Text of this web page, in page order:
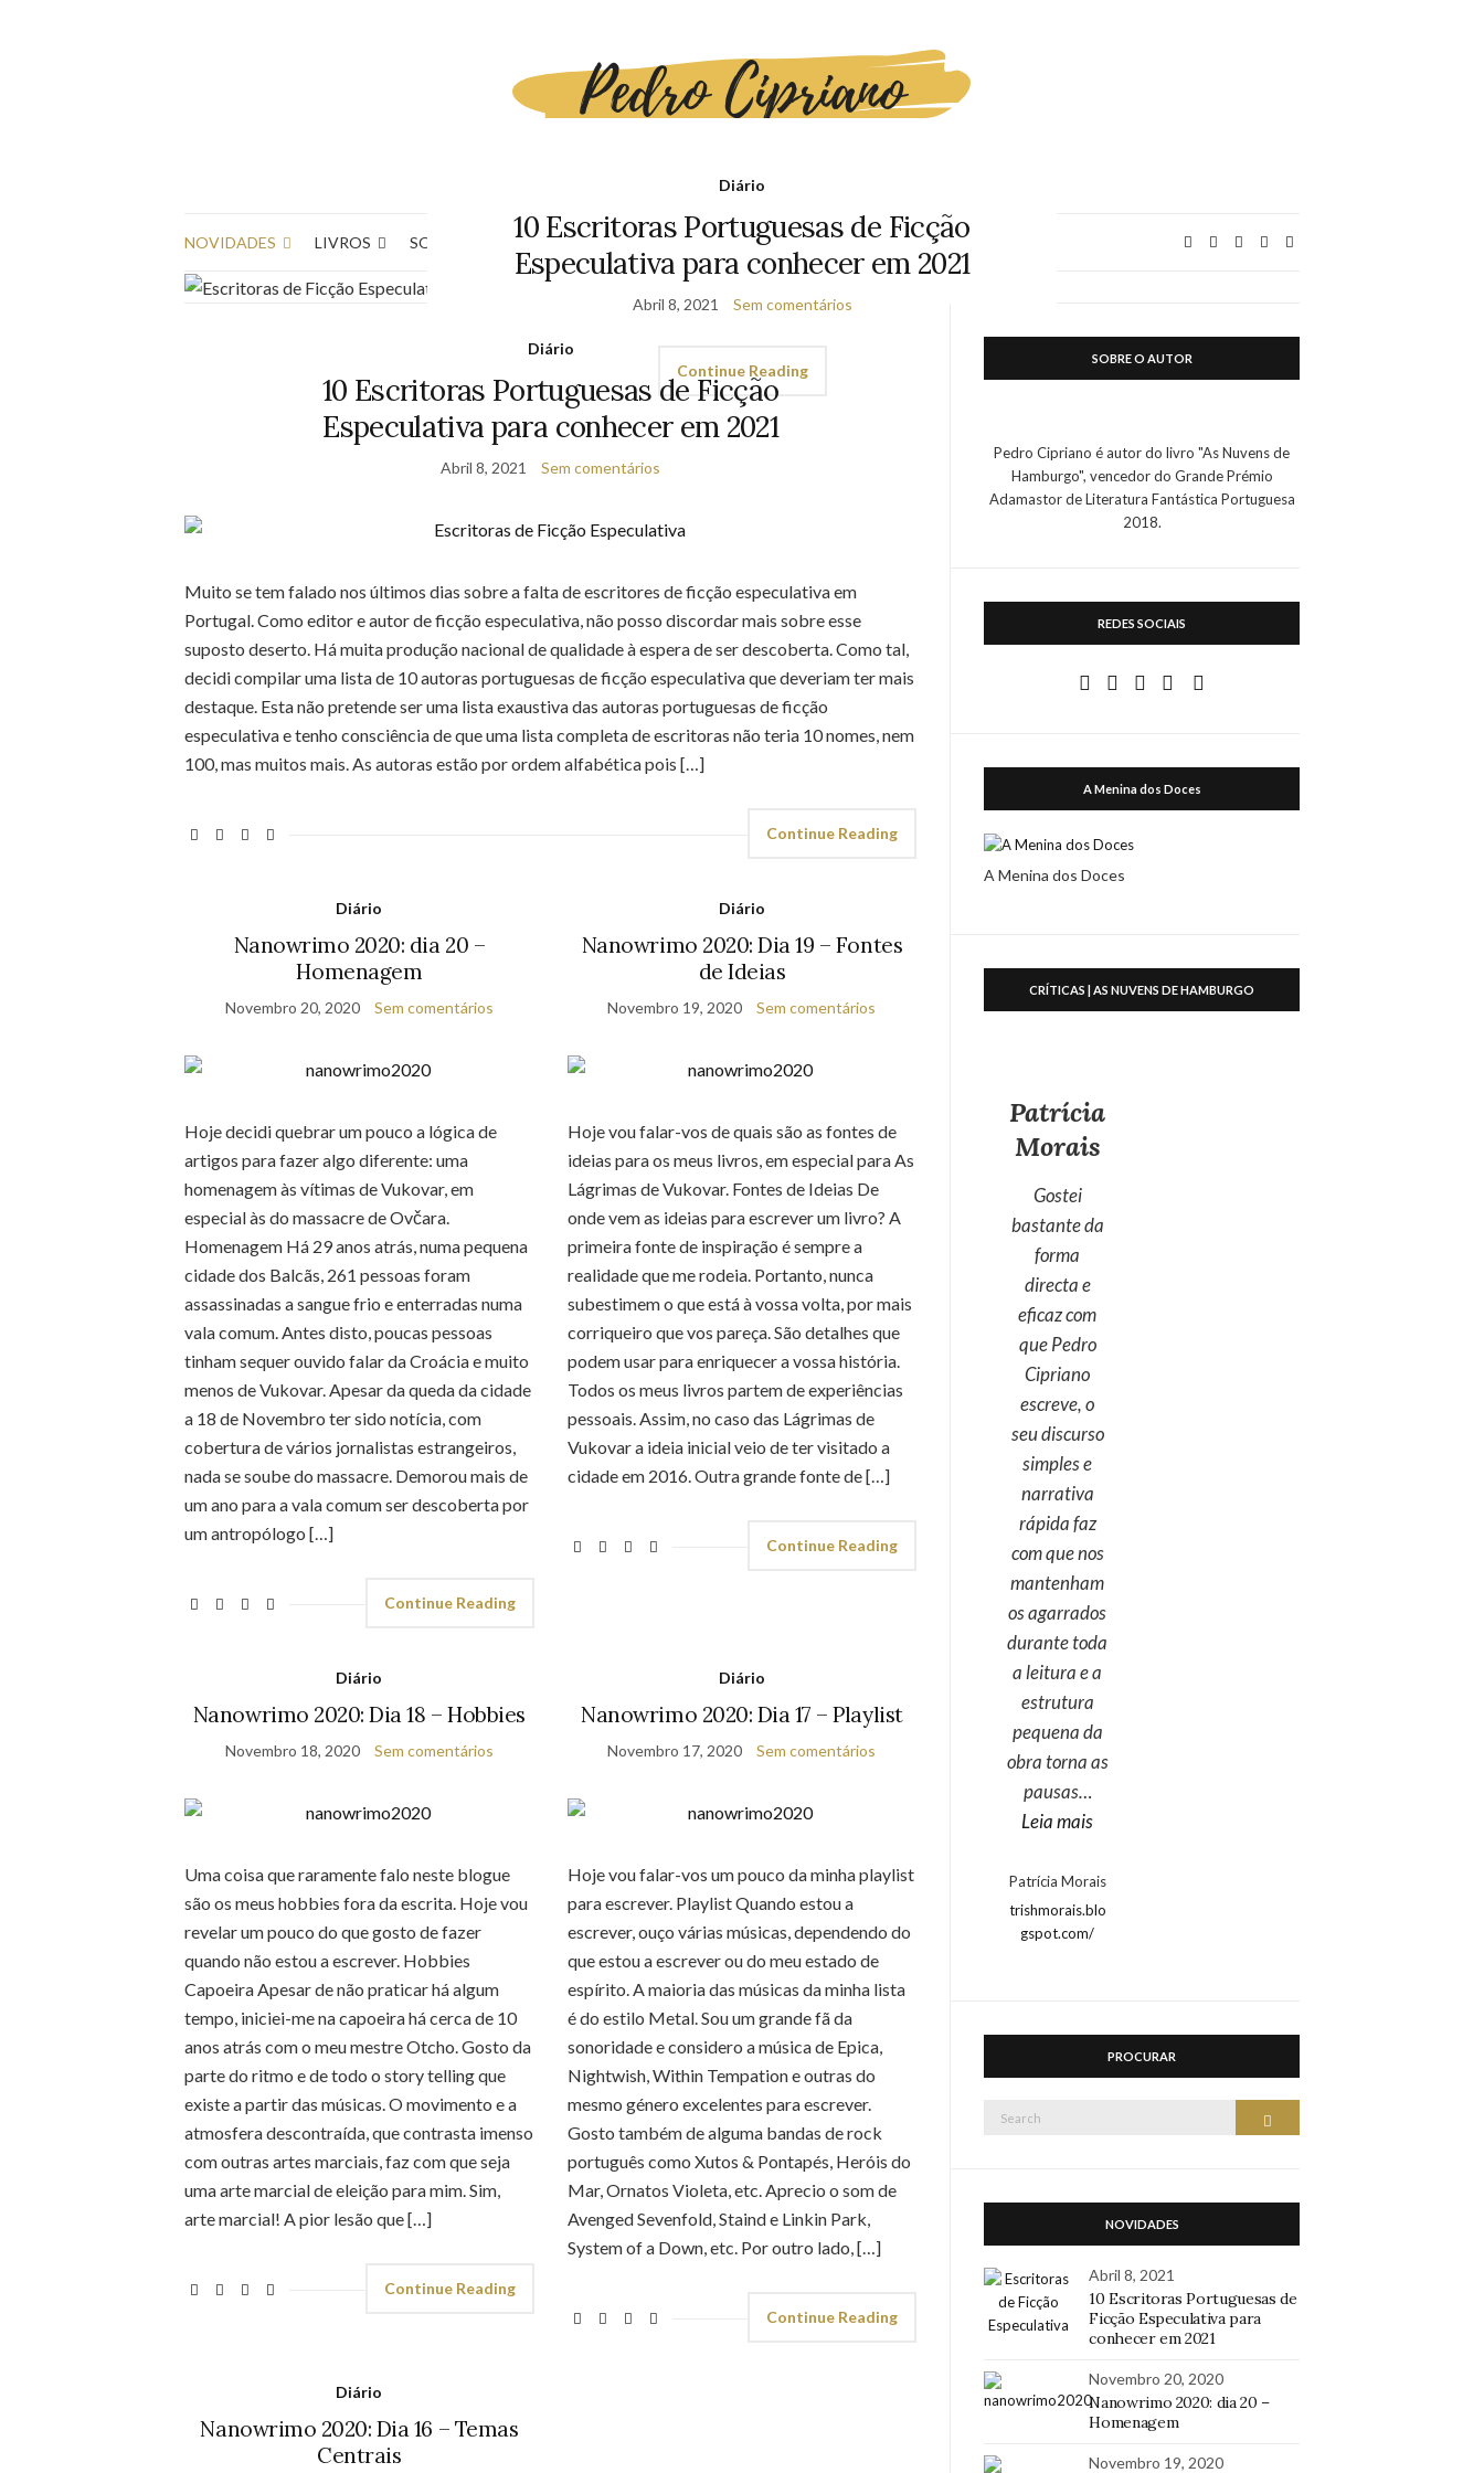
NOVIDADES LIVROS SOBRE O AUTOR CONTACTOS
Diário
10 Escritoras Portuguesas de Ficção
Especulativa para conhecer em 2021
Abril 8, 2021 Sem comentários
Continue Reading
Diário
10 Escritoras Portuguesas de Ficção
Especulativa para conhecer em 2021
Abril 8, 2021 Sem comentários
Muito se tem falado nos últimos dias sobre a falta de escritores de ficção especulativa em
Portugal. Como editor e autor de ficção especulativa, não posso discordar mais sobre esse
suposto deserto. Há muita produção nacional de qualidade à espera de ser descoberta. Como tal,
decidi compilar uma lista de 10 autoras portuguesas de ficção especulativa que deveriam ter mais
destaque. Esta não pretende ser uma lista exaustiva das autoras portuguesas de ficção
especulativa e tenho consciência de que uma lista completa de escritoras não teria 10 nomes, nem
100, mas muitos mais. As autoras estão por ordem alfabética pois […]
Continue Reading
Diário
Nanowrimo 2020: dia 20 –
Homenagem
Novembro 20, 2020 Sem comentários
Hoje decidi quebrar um pouco a lógica de
artigos para fazer algo diferente: uma
homenagem às vítimas de Vukovar, em
especial às do massacre de Ovčara.
Homenagem Há 29 anos atrás, numa pequena
cidade dos Balcãs, 261 pessoas foram
assassinadas a sangue frio e enterradas numa
vala comum. Antes disto, poucas pessoas
tinham sequer ouvido falar da Croácia e muito
menos de Vukovar. Apesar da queda da cidade
a 18 de Novembro ter sido notícia, com
cobertura de vários jornalistas estrangeiros,
nada se soube do massacre. Demorou mais de
um ano para a vala comum ser descoberta por
um antropólogo […]
Continue Reading
Diário
Nanowrimo 2020: Dia 19 – Fontes
de Ideias
Novembro 19, 2020 Sem comentários
Hoje vou falar-vos de quais são as fontes de
ideias para os meus livros, em especial para As
Lágrimas de Vukovar. Fontes de Ideias De
onde vem as ideias para escrever um livro? A
primeira fonte de inspiração é sempre a
realidade que me rodeia. Portanto, nunca
subestimem o que está à vossa volta, por mais
corriqueiro que vos pareça. São detalhes que
podem usar para enriquecer a vossa história.
Todos os meus livros partem de experiências
pessoais. Assim, no caso das Lágrimas de
Vukovar a ideia inicial veio de ter visitado a
cidade em 2016. Outra grande fonte de […]
Continue Reading
Diário
Nanowrimo 2020: Dia 18 – Hobbies
Novembro 18, 2020 Sem comentários
Uma coisa que raramente falo neste blogue
são os meus hobbies fora da escrita. Hoje vou
revelar um pouco do que gosto de fazer
quando não estou a escrever. Hobbies
Capoeira Apesar de não praticar há algum
tempo, iniciei-me na capoeira há cerca de 10
anos atrás com o meu mestre Otcho. Gosto da
parte do ritmo e de todo o story telling que
existe a partir das músicas. O movimento e a
atmosfera descontraída, que contrasta imenso
com outras artes marciais, faz com que seja
uma arte marcial de eleição para mim. Sim,
arte marcial! A pior lesão que […]
Continue Reading
Diário
Nanowrimo 2020: Dia 17 – Playlist
Novembro 17, 2020 Sem comentários
Hoje vou falar-vos um pouco da minha playlist
para escrever. Playlist Quando estou a
escrever, ouço várias músicas, dependendo do
que estou a escrever ou do meu estado de
espírito. A maioria das músicas da minha lista
é do estilo Metal. Sou um grande fã da
sonoridade e considero a música de Epica,
Nightwish, Within Tempation e outras do
mesmo género excelentes para escrever.
Gosto também de alguma bandas de rock
português como Xutos & Pontapés, Heróis do
Mar, Ornatos Violeta, etc. Aprecio o som de
Avenged Sevenfold, Staind e Linkin Park,
System of a Down, etc. Por outro lado, […]
Continue Reading
Diário
Nanowrimo 2020: Dia 16 – Temas
Centrais
SOBRE O AUTOR
Pedro Cipriano é autor do livro "As Nuvens de
Hamburgo", vencedor do Grande Prémio
Adamastor de Literatura Fantástica Portuguesa
2018.
REDES SOCIAIS
A Menina dos Doces
A Menina dos Doces
CRÍTICAS | AS NUVENS DE HAMBURGO
Patrícia
Morais
Gostei
bastante da
forma
directa e
eficaz com
que Pedro
Cipriano
escreve, o
seu discurso
simples e
narrativa
rápida faz
com que nos
mantenham
os agarrados
durante toda
a leitura e a
estrutura
pequena da
obra torna as
pausas…
Leia mais“Patrícia Morais”
Patrícia Morais
trishmorais.blo
gspot.com/
PROCURAR
Search
NOVIDADES
Abril 8, 2021
10 Escritoras Portuguesas de
Ficção Especulativa para
conhecer em 2021
Novembro 20, 2020
Nanowrimo 2020: dia 20 –
Homenagem
Novembro 19, 2020